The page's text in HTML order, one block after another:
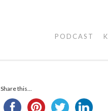
PODCAST
Share this...